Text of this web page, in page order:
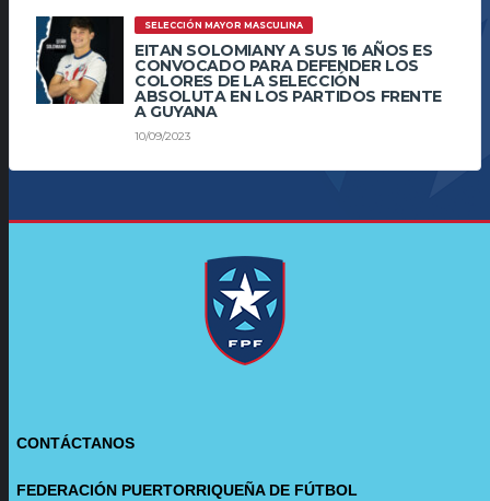
SELECCIÓN MAYOR MASCULINA
EITAN SOLOMIANY A SUS 16 AÑOS ES
CONVOCADO PARA DEFENDER LOS
COLORES DE LA SELECCIÓN
ABSOLUTA EN LOS PARTIDOS FRENTE
A GUYANA
10/09/2023
CONTÁCTANOS
FEDERACIÓN PUERTORRIQUEÑA DE FÚTBOL